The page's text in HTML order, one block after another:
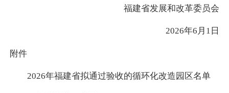
福建省发展和改革委员会
2026年6月1日
附件
2026年福建省拟通过验收的循环化改造园区名单